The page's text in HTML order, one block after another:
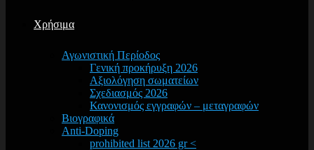
Χρήσιμα
Αγωνιστική Περίοδος
Γενική προκήρυξη 2026
Αξιολόγηση σωματείων
Σχεδιασμός 2026
Κανονισμός εγγραφών – μεταγραφών
Βιογραφικά
Anti-Doping
prohibited list 2026 gr <